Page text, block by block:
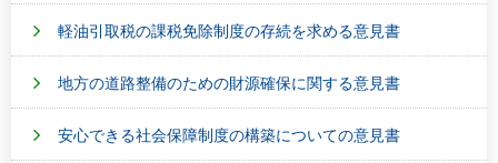
軽油引取税の課税免除制度の存続を求める意見書
地方の道路整備のための財源確保に関する意見書
安心できる社会保障制度の構築についての意見書